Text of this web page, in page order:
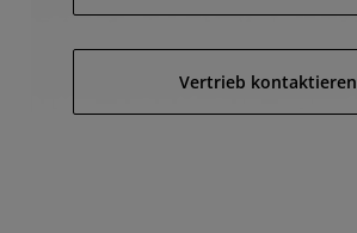
Vertrieb kontaktieren